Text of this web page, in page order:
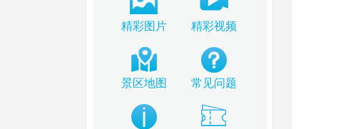
精彩图片 精彩视频
景区地图 常见问题